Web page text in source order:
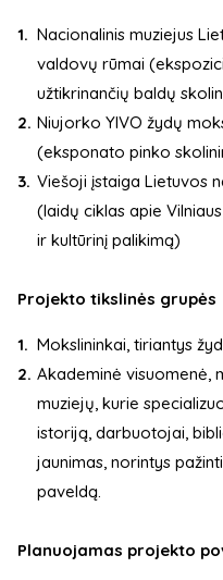
Nacionalinis muziejus
valdovų rūmai
užtikrinančių baldų
Niujorko YIVO žydų
(eksponato pinko
Viešoji įstaiga Lietuvos
(laidų ciklas apie
ir kultūrinį palikimą)
Projekto tikslinės grupės
Mokslininkai, tiriantys
Akademinė visuomenė,
muziejų, kurie
istoriją, darbuotojai,
jaunimas, norintys
paveldą.
Planuojamas projekto